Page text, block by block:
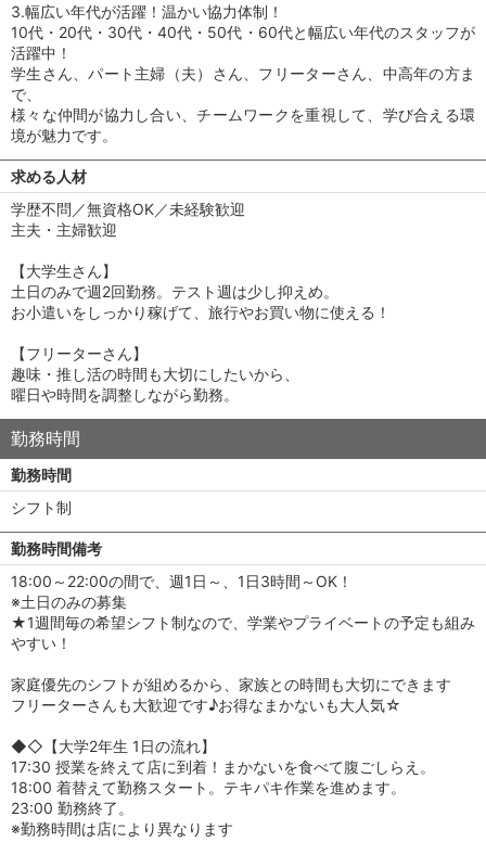
3.幅広い年代が活躍！温かい協力体制！
10代・20代・30代・40代・50代・60代と幅広い年代のスタッフが
活躍中！
学生さん、パート主婦（夫）さん、フリーターさん、中高年の方ま
で、
様々な仲間が協力し合い、チームワークを重視して、学び合える環
境が魅力です。
求める人材
学歴不問／無資格OK／未経験歓迎
主夫・主婦歓迎
【大学生さん】
土日のみで週2回勤務。テスト週は少し抑えめ。
お小遣いをしっかり稼げて、旅行やお買い物に使える！
【フリーターさん】
趣味・推し活の時間も大切にしたいから、
曜日や時間を調整しながら勤務。
勤務時間
勤務時間
シフト制
勤務時間備考
18:00～22:00の間で、週1日～、1日3時間～OK！
※土日のみの募集
★1週間毎の希望シフト制なので、学業やプライベートの予定も組み
やすい！
家庭優先のシフトが組めるから、家族との時間も大切にできます
フリーターさんも大歓迎です♪お得なまかないも大人気☆
◆◇【大学2年生 1日の流れ】
17:30 授業を終えて店に到着！まかないを食べて腹ごしらえ。
18:00 着替えて勤務スタート。テキパキ作業を進めます。
23:00 勤務終了。
※勤務時間は店により異なります